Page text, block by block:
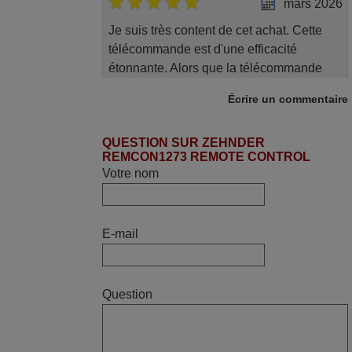
mars 2026
Je suis très content de cet achat. Cette
télécommande est d'une efficacité
étonnante. Alors que la télécommande
(probablement le LED à changer), et que
K7-DVD étaient inopérants. Voilà de quoi
donner une seconde vie à mes deux
Panasonic haut de gamme des années
Écrire un commentaire
QUESTION SUR ZEHNDER
REMCON1273 REMOTE CONTROL
Votre nom
E-mail
Question